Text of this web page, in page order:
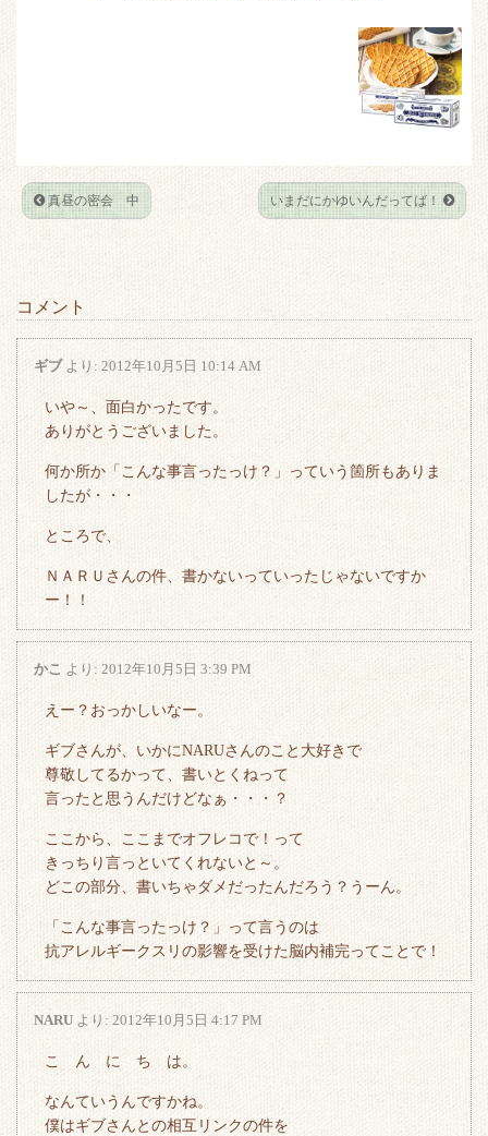
真昼の密会 中 いまだにかゆいんだってば！
コメント
ギブ より: 2012年10月5日 10:14 AM
いや～、面白かったです。
ありがとうございました。
何か所か「こんな事言ったっけ？」っていう箇所もありま
したが・・・
ところで、
ＮＡＲＵさんの件、書かないっていったじゃないですか
ー！！
かこ より: 2012年10月5日 3:39 PM
えー？おっかしいなー。
ギブさんが、いかにNARUさんのこと大好きで
尊敬してるかって、書いとくねって
言ったと思うんだけどなぁ・・・？
ここから、ここまでオフレコで！って
きっちり言っといてくれないと～。
どこの部分、書いちゃダメだったんだろう？うーん。
「こんな事言ったっけ？」って言うのは
抗アレルギークスリの影響を受けた脳内補完ってことで！
NARU より: 2012年10月5日 4:17 PM
こ ん に ち は。
なんていうんですかね。
僕はギブさんとの相互リンクの件を